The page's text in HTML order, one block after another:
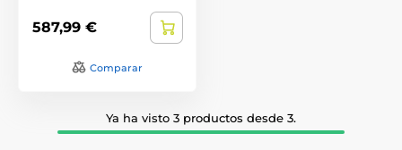
587,99 €
Comparar
Ya ha visto 3 productos desde 3.